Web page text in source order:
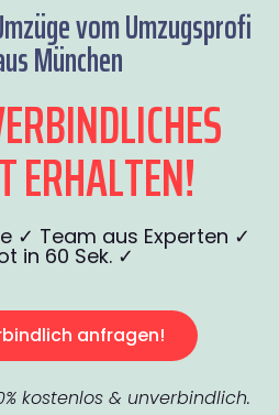
vom Umzugsprofi
München
ERHALTEN!
✓ Team aus Experten ✓
in 60 Sek. ✓
anfragen!
kostenlos & unverbindlich.